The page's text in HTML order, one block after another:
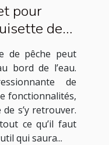
pour
de
de pêche peut
bord de l’eau.
de
fonctionnalités,
s’y retrouver.
ce qu’il faut
qui saura...